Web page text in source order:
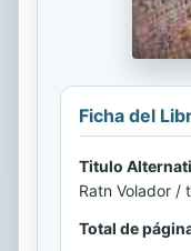
Ficha del
Titulo
Ratn Volador /
Total de